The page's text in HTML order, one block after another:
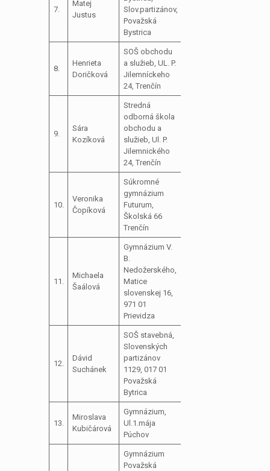
7.
Matej
Justus
Slov.partizánov,
Považská
Bystrica
8.
Henrieta
Doričková
SOŠ obchodu
a služieb, UL. P.
Jilemníckeho
24, Trenčín
9.
Sára
Kozíková
Stredná
odborná škola
obchodu a
služieb, Ul. P.
Jilemnického
24, Trenčín
10.
Veronika
Čopíková
Súkromné
gymnázium
Futurum,
Školská 66
Trenčín
11.
Michaela
Šaálová
Gymnázium V.
B.
Nedožerského,
Matice
slovenskej 16,
971 01
Prievidza
12.
Dávid
Suchánek
SOŠ stavebná,
Slovenských
partizánov
1129, 017 01
Považská
Bytrica
13.
Miroslava
Kubičárová
Gymnázium,
Ul.1.mája
Púchov
Gymnázium
Považská